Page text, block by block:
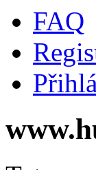
FAQ